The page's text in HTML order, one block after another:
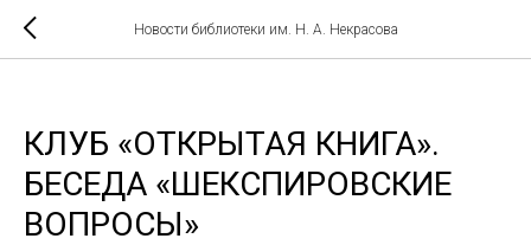
Новости библиотеки им. Н. А. Некрасова
КЛУБ «ОТКРЫТАЯ КНИГА».
БЕСЕДА «ШЕКСПИРОВСКИЕ
ВОПРОСЫ»